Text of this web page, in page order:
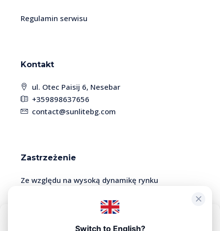
Aby zapewnić maksymalną wygodę, korzystamy z technologii takich jak
Regulamin serwisu
Kontakt
ul. Otec Paisij 6, Nesebar
+359898637656
contact@sunlitebg.com
Zastrzeżenie
Ze względu na wysoką dynamikę rynku
nieaktualne lub sprzedane. Prosimy o kontakt z
menedżerem w celu potwierdzenia dostępności i
Switch to English?